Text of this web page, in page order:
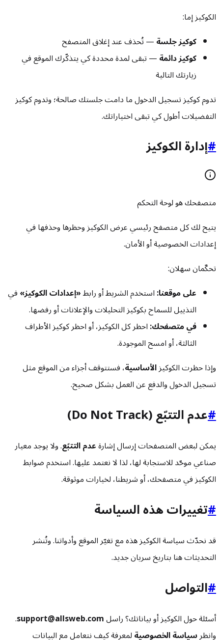
الكوكيز إما:
كوكيز جلسة— تُحذف عند إغلاق المتصفح
كوكيز دائمة— تبقى لمدة محددة كي يتذكّرك الموقع في
زيارتك التالية
تدوم كوكيز تسجيل الدخول ما دامت جلستك صالحة؛ وتدوم كوكيز
التفضيلات أطول كي تبقى اختياراتك.
#إدارة الكوكيز
متصفحك هو لوحة التحكم
يتيح لك كل متصفح رئيسي عرض الكوكيز وحظرها وحذفها في
إعدادات الخصوصية أو الأمان.
تحكّمان سهلان:
على موقعنا:استخدم الشريط أو رابط«إعدادات الكوكيز»في
التذييل للسماح بكوكيز التحليلات والإعلانات أو رفضها.
في متصفحك:احظر كل الكوكيز، أو احظر كوكيز الأطراف
الثالثة، أو امسح الموجودة.
وإذا حظرت الكوكيزالأساسية، فستتوقف أجزاء من الموقع مثل
تسجيل الدخول والدفع عن العمل بشكل صحيح.
#عدم التتبّع (Do Not Track)
يمكن لبعض المتصفحات إرسال إشارةعدم التتبّع. ولا يوجد معيار
صناعي موحّد للاستجابة لها، لذا لا نعتمد عليها. استخدم ضوابط
الكوكيز في متصفحك، أو شريطنا، لخيارات موثوقة.
#تغييرات هذه السياسة
قد نحدّث سياسة الكوكيز هذه مع تغيّر الموقع وأدواتنا. وتُنشر
التحديثات هنا بتاريخ سريان جديد.
#التواصل
أسئلة حول الكوكيز أو بياناتك؟ راسلsupport@allsweb.com
.
وانظرسياسة الخصوصيةلمعرفة كيف نتعامل مع البيانات